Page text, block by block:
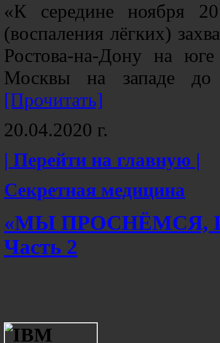
«К середине ноября
(воспаления лёгких)
Ростова-на-Дону на
Москвы на западе до
[Прочитать]
20.04.2020 г.
| Перейти на главную |
Секретная медицина
«МЫ ПРОСНЁМСЯ,
Часть 2